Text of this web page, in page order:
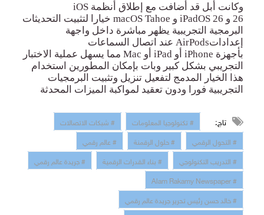
وكانت أبل قد أضافت مع إطلاق أنظمة iOS
26 و و
خيارا لتثبيت التحديثات
البرمجية التجريبية يظهر مباشرة داخل واجهة
إعداداتAirPods عند اتصال السماعات
بأجهزة
أو أو مما يسهل عملية الاختبار
التجريبي بشكل كبير وبات بإمكان المطورين استخدام
هذا الخيار المدمج لتفعيل تنزيل وتثبيت البرمجيات
التجريبية فورا ودون تعقيد لمواكبة الميزات المحدثة
تاج: # تكنولوجيا المعلومات
# شبكات الاتصالات
# التحول الرقمي
# حلول الرقمنة
# عالم رقمي
# التدريب التكنولوجي
# بناء القدرات الرقمية
# جريدة عالم رقمي
# Alam Rakamy Newspaper
# خالد حسن رئيس تحرير جريدة عالم رقمي